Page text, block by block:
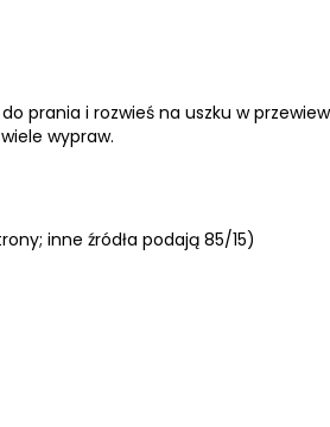
prania i rozwieś na uszku w
wypraw.
inne źródła podają 85/15)